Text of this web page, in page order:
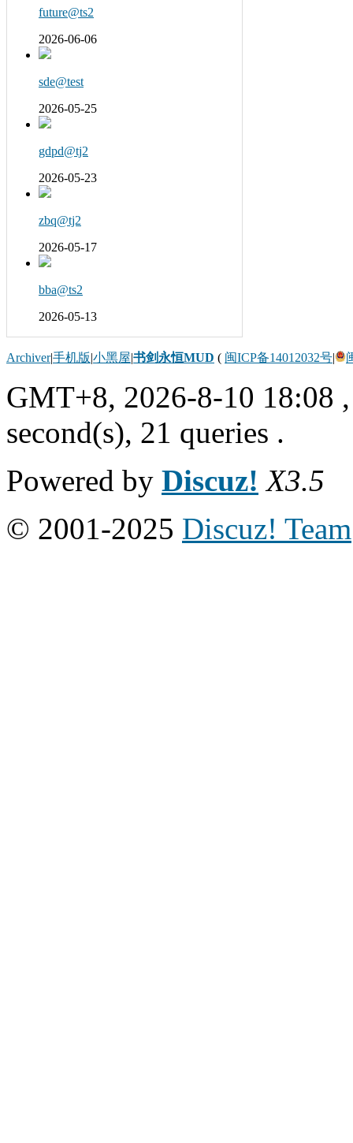
future@ts2
2026-06-06
sde@test
2026-05-25
gdpd@tj2
2026-05-23
zbq@tj2
2026-05-17
bba@ts2
2026-05-13
Archiver|手机版|小黑屋|书剑永恒MUD ( 闽ICP备14012032号|
GMT+8, 2026-8-10 18:08
second(s), 21 queries .
Powered by Discuz! X3.5
© 2001-2025 Discuz! Team